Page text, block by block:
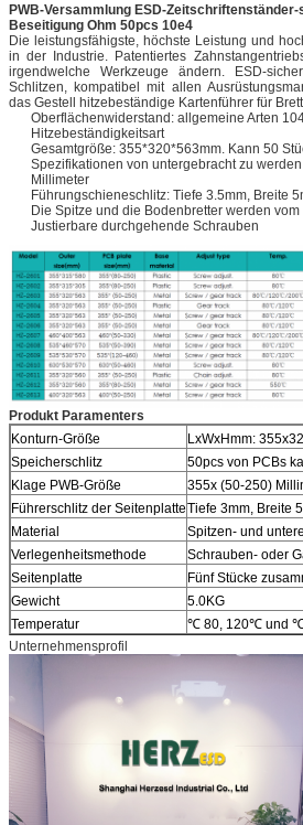
PWB-Versammlung ESD-
Beseitigung Ohm 50pcs 10e4
Die leistungsfähigste, höchste Leistung und
in der Industrie. Patentiertes
irgendwelche Werkzeuge ändern. ESD-
Schlitzen, kompatibel mit allen
das Gestell hitzebeständige Kartenführer für
Oberflächenwiderstand: allgemeine Arten
Hitzebeständigkeitsart
Gesamtgröße: 355*320*563mm. Kann 50
Spezifikationen von untergebracht zu
Millimeter
Führungschieneschlitz: Tiefe 3.5mm, Breite
Die Spitze und die Bodenbretter werden
Justierbare durchgehende Schrauben
Produkt Paramenters
Konturn-Größe
LxWxHmm:
Speicherschlitz
50pcs von PCBs
Klage PWB-Größe
355x (50-250)
Führerschlitz der SeitenplatteTiefe 3mm, Breite
Material
Spitzen- und
Verlegenheitsmethode
Schrauben- oder
Seitenplatte
Fünf Stücke
Gewicht
5.0KG
Temperatur
℃ 80, 120℃ und ℃
Unternehmensprofil